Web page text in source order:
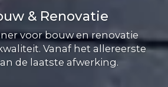
& Renovatie
voor bouw en renovatie
Vanaf het allereerste
de laatste afwerking.